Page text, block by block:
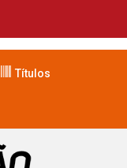
Títulos